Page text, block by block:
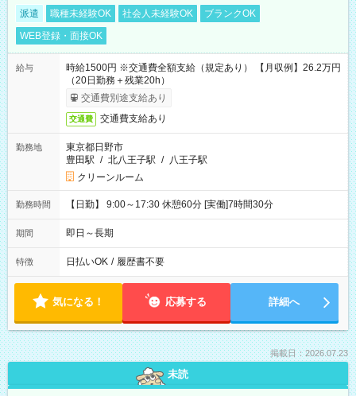
派遣 職種未経験OK 社会人未経験OK
ブランクOK
WEB登録・面接OK
給与
時給1500円 ※交通費全額支給（規定あり） 【月収例】26.2万円
（20日勤務＋残業20h）
交通費別途支給あり
交通費 交通費支給あり
勤務地
東京都日野市
豊田駅 / 北八王子駅 / 八王子駅
クリーンルーム
勤務時間 【日勤】 9:00～17:30 休憩60分 [実働]7時間30分
期間 即日～長期
特徴 日払いOK / 履歴書不要
気になる！ 応募する 詳細へ
掲載日：2026.07.23
未読